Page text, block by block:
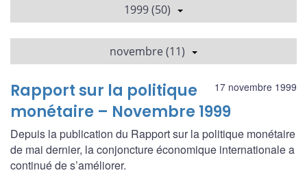
1999 (50)
novembre (11)
17 novembre 1999
Rapport sur la politique
monétaire – Novembre 1999
Depuis la publication du Rapport sur la politique monétaire
de mai dernier, la conjoncture économique internationale a
continué de s’améliorer.